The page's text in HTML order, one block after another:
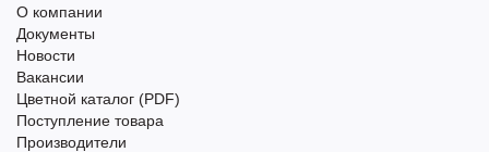
О компании
Документы
Новости
Вакансии
Цветной каталог (PDF)
Поступление товара
Производители